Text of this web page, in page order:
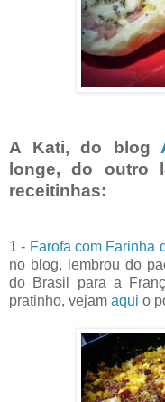
A Kati, do blog
longe, do outro
receitinhas:
1 - Farofa com Farinha
no blog, lembrou do
do Brasil para a
pratinho, vejam aqui o